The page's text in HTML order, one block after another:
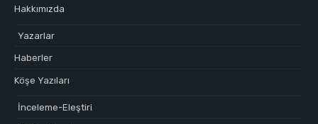
Hakkımızda
Yazarlar
Haberler
Köşe Yazıları
İnceleme-Eleştiri